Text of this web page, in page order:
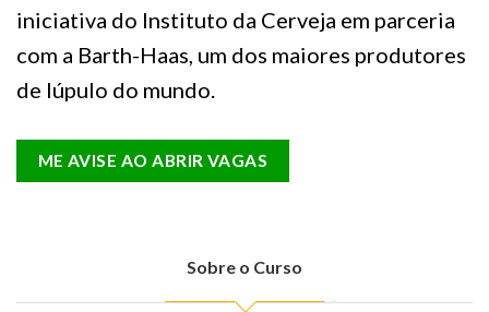
iniciativa do Instituto da Cerveja em parceria
com a Barth-Haas, um dos maiores produtores
de lúpulo do mundo.
ME AVISE AO ABRIR VAGAS
Sobre o Curso